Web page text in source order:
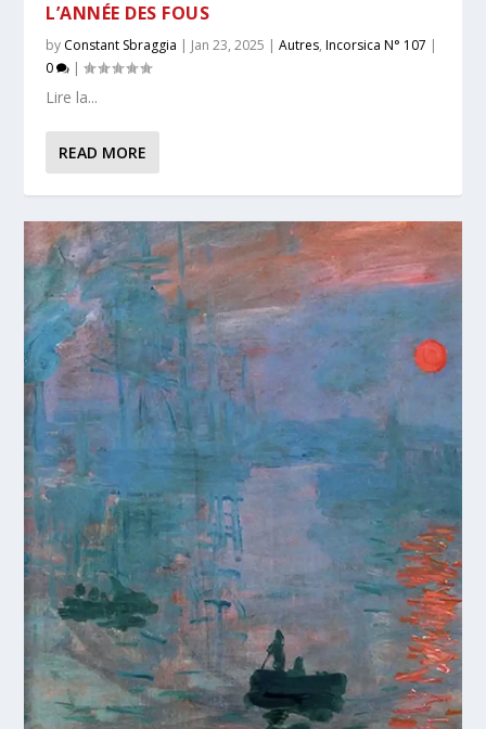
L’ANNÉE DES FOUS
by Constant Sbraggia Jan 23, 2025 |Autres,Incorsica N° 107
0
|
Lire la...
READ MORE